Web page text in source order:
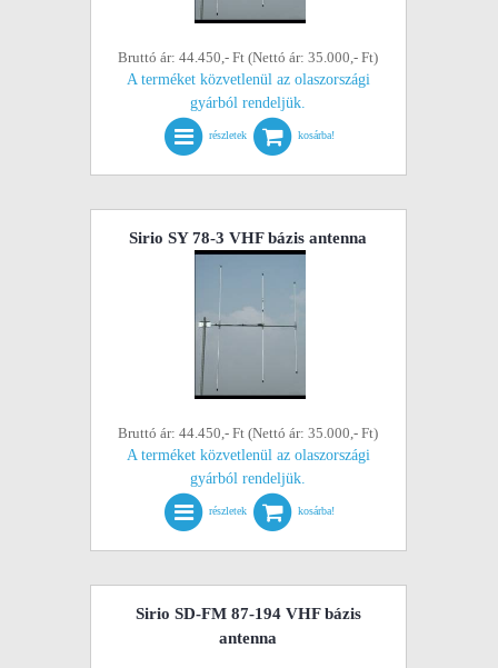
Bruttó ár: 44.450,- Ft (Nettó ár: 35.000,- Ft)
A terméket közvetlenül az olaszországi
gyárból rendeljük.
részletek kosárba!
Sirio SY 78-3 VHF bázis antenna
Bruttó ár: 44.450,- Ft (Nettó ár: 35.000,- Ft)
A terméket közvetlenül az olaszországi
gyárból rendeljük.
részletek kosárba!
Sirio SD-FM 87-194 VHF bázis
antenna